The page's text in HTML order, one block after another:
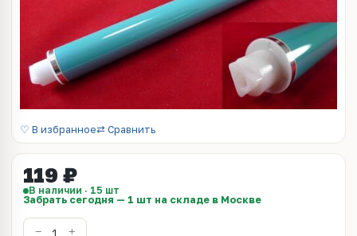
♡ В избранное⇄ Сравнить
119 ₽
В наличии · 15 шт
Забрать сегодня — 1 шт на складе в Москве